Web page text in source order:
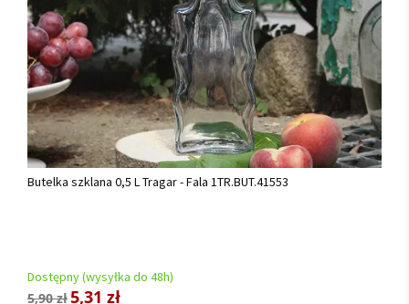
Butelka szklana 0,5 L Tragar - Fala 1TR.BUT.41553
Dostępny (wysyłka do 48h)
5,90 zł5,31 zł